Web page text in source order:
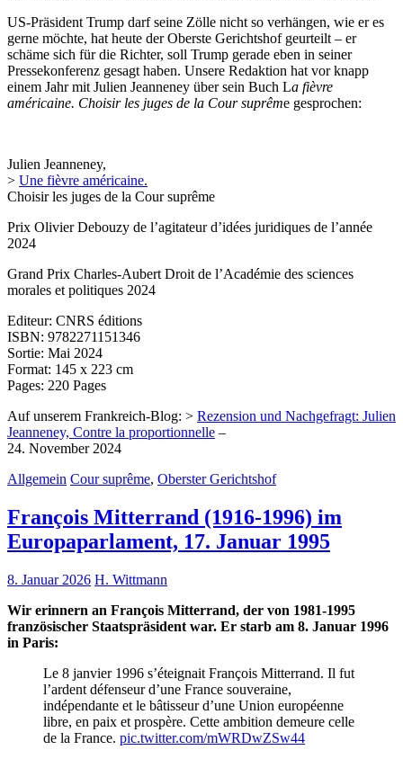
US-Präsident Trump darf seine Zölle nicht so verhängen, wie er es
gerne möchte, hat heute der Oberste Gerichtshof geurteilt – er
schäme sich für die Richter, soll Trump gerade eben in seiner
Pressekonferenz gesagt haben. Unsere Redaktion hat vor knapp
einem Jahr mit Julien Jeanneney über sein Buch La fièvre
américaine. Choisir les juges de la Cour suprême gesprochen:
Julien Jeanneney,
> Une fièvre américaine.
Choisir les juges de la Cour suprême
Prix Olivier Debouzy de l’agitateur d’idées juridiques de l’année
2024
Grand Prix Charles-Aubert Droit de l’Académie des sciences
morales et politiques 2024
Editeur: CNRS éditions
ISBN: 9782271151346
Sortie: Mai 2024
Format: 145 x 223 cm
Pages: 220 Pages
Auf unserem Frankreich-Blog: > Rezension und Nachgefragt: Julien
Jeanneney, Contre la proportionnelle –
24. November 2024
Allgemein Cour suprême, Oberster Gerichtshof
François Mitterrand (1916-1996) im
Europaparlament, 17. Januar 1995
8. Januar 2026 H. Wittmann
Wir erinnern an François Mitterrand, der von 1981-1995
französischer Staatspräsident war. Er starb am 8. Januar 1996
in Paris:
Le 8 janvier 1996 s’éteignait François Mitterrand. Il fut
l’ardent défenseur d’une France souveraine,
indépendante et le bâtisseur d’une Union européenne
libre, en paix et prospère. Cette ambition demeure celle
de la France. pic.twitter.com/mWRDwZSw44